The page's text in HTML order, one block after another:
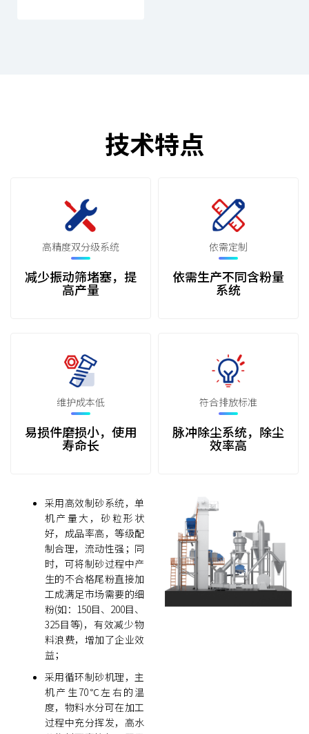
技术特点
高精度双分级系统
减少振动筛堵塞，提
高产量
依需定制
依需生产不同含粉量
系统
维护成本低
易损件磨损小，使用
寿命长
符合排放标准
脉冲除尘系统，除尘
效率高
采用高效制砂系统，单
机产量大，砂粒形状
好，成品率高，等级配
制合理，流动性强；同
时，可将制砂过程中产
生的不合格尾粉直接加
工成满足市场需要的细
粉(如：150目、200目、
325目等)，有效减少物
料浪费，增加了企业效
益；
采用循环制砂机理，主
机产生70℃左右的温
度，物料水分可在加工
过程中充分挥发，高水